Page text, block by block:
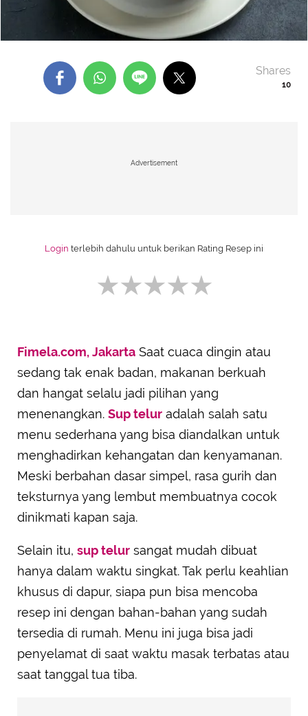
10
Shares
Advertisement
Login terlebih dahulu untuk berikan Rating Resep ini
SUBMIT REVIEW
Fimela.com, Jakarta Saat cuaca dingin atau
sedang tak enak badan, makanan berkuah
dan hangat selalu jadi pilihan yang
menenangkan. Sup telur adalah salah satu
menu sederhana yang bisa diandalkan untuk
menghadirkan kehangatan dan kenyamanan.
Meski berbahan dasar simpel, rasa gurih dan
teksturnya yang lembut membuatnya cocok
dinikmati kapan saja.
Selain itu, sup telur sangat mudah dibuat
hanya dalam waktu singkat. Tak perlu keahlian
khusus di dapur, siapa pun bisa mencoba
resep ini dengan bahan-bahan yang sudah
tersedia di rumah. Menu ini juga bisa jadi
penyelamat di saat waktu masak terbatas atau
saat tanggal tua tiba.